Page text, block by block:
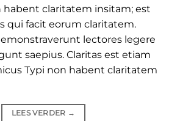
habent claritatem insitam; est
qui facit eorum claritatem.
lectores legere
saepius. Claritas est etiam
Typi non habent claritatem
LEES VERDER →